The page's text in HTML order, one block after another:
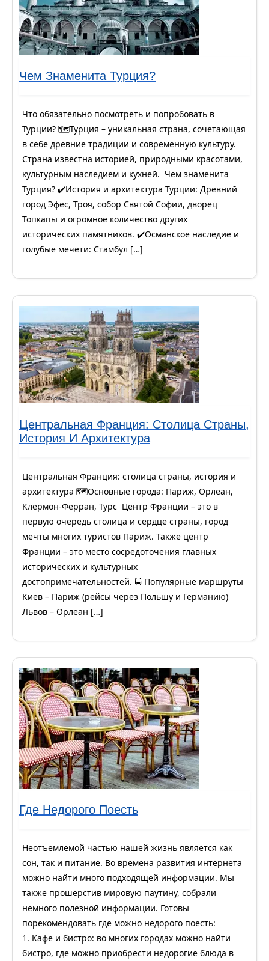
Чем Знаменита Турция?
Что обязательно посмотреть и попробовать в
Турции? 🗺️Турция – уникальная страна, сочетающая
в себе древние традиции и современную культуру.
Страна известна историей, природными красотами,
культурным наследием и кухней. Чем знаменита
Турция? ✔️История и архитектура Турции: Древний
город Эфес, Троя, собор Святой Софии, дворец
Топкапы и огромное количество других
исторических памятников. ✔️Османское наследие и
голубые мечети: Стамбул […]
Центральная Франция: Столица Страны,
История И Архитектура
Центральная Франция: столица страны, история и
архитектура 🗺️Основные города: Париж, Орлеан,
Клермон-Ферран, Турс Центр Франции – это в
первую очередь столица и сердце страны, город
мечты многих туристов Париж. Также центр
Франции – это место сосредоточения главных
исторических и культурных
достопримечательностей. 🚍 Популярные маршруты
Киев – Париж (рейсы через Польшу и Германию)
Львов – Орлеан […]
Где Недорого Поесть
Неотъемлемой частью нашей жизнь является как
сон, так и питание. Во времена развития интернета
можно найти много подходящей информации. Мы
также прошерстив мировую паутину, собрали
немного полезной информации. Готовы
порекомендовать где можно недорого поесть:
1. Кафе и бистро: во многих городах можно найти
бистро, где можно приобрести недорогие блюда в